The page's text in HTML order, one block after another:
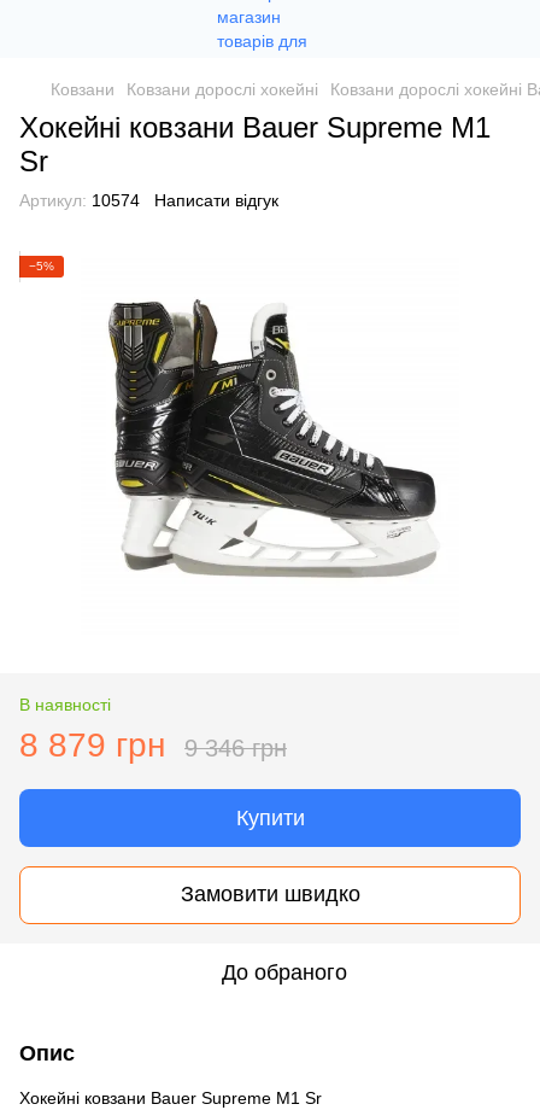
Ковзани Ковзани дорослі хокейні Ковзани дорослі хокейні
Хокейні ковзани Bauer Supreme M1
Sr
Артикул: 10574 Написати відгук
−5%
В наявності
8 879 грн 9 346 грн
Купити
Замовити швидко
До обраного
Опис
Хокейні ковзани Bauer Supreme M1 Sr